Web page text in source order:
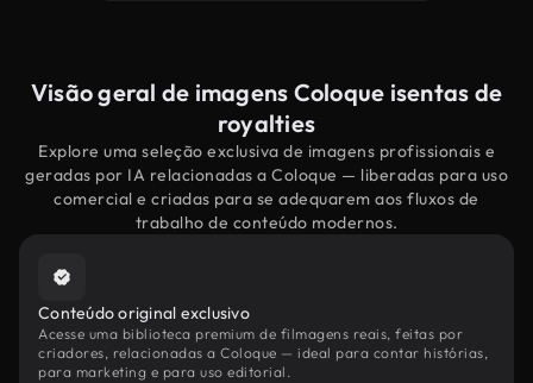
Visão geral de imagens Coloque isentas de
royalties
Explore uma seleção exclusiva de imagens profissionais e
geradas por IA relacionadas a Coloque — liberadas para uso
comercial e criadas para se adequarem aos fluxos de
trabalho de conteúdo modernos.
Conteúdo original exclusivo
Acesse uma biblioteca premium de filmagens reais, feitas por
criadores, relacionadas a Coloque — ideal para contar histórias,
para marketing e para uso editorial.